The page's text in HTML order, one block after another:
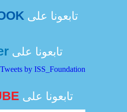
تابعونا على
تابعونا على
Tweets by ISS_Foundation
تابعونا على